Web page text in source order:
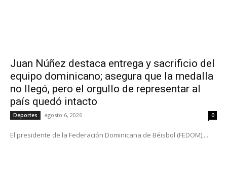
Juan Núñez destaca entrega y sacrificio del
equipo dominicano; asegura que la medalla
no llegó, pero el orgullo de representar al
país quedó intacto
Deportes agosto 6, 2026 0
El presidente de la Federación Dominicana de Béisbol (FEDOM),...